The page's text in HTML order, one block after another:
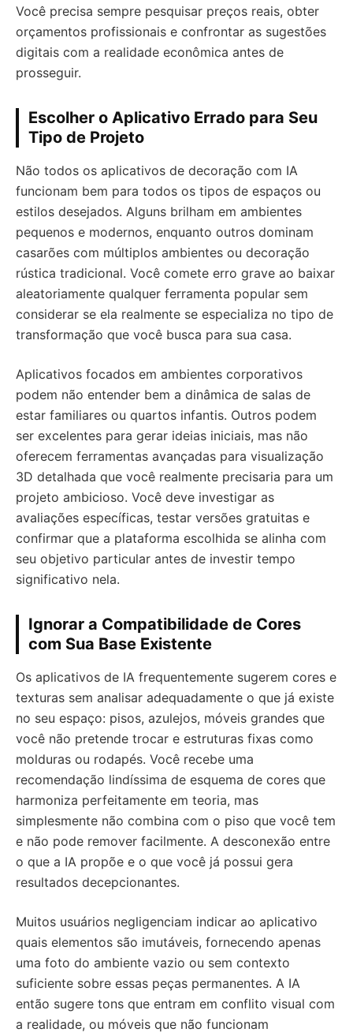
Você precisa sempre pesquisar preços reais, obter
orçamentos profissionais e confrontar as sugestões
digitais com a realidade econômica antes de
prosseguir.
Escolher o Aplicativo Errado para Seu
Tipo de Projeto
Não todos os aplicativos de decoração com IA
funcionam bem para todos os tipos de espaços ou
estilos desejados. Alguns brilham em ambientes
pequenos e modernos, enquanto outros dominam
casarões com múltiplos ambientes ou decoração
rústica tradicional. Você comete erro grave ao baixar
aleatoriamente qualquer ferramenta popular sem
considerar se ela realmente se especializa no tipo de
transformação que você busca para sua casa.
Aplicativos focados em ambientes corporativos
podem não entender bem a dinâmica de salas de
estar familiares ou quartos infantis. Outros podem
ser excelentes para gerar ideias iniciais, mas não
oferecem ferramentas avançadas para visualização
3D detalhada que você realmente precisaria para um
projeto ambicioso. Você deve investigar as
avaliações específicas, testar versões gratuitas e
confirmar que a plataforma escolhida se alinha com
seu objetivo particular antes de investir tempo
significativo nela.
Ignorar a Compatibilidade de Cores
com Sua Base Existente
Os aplicativos de IA frequentemente sugerem cores e
texturas sem analisar adequadamente o que já existe
no seu espaço: pisos, azulejos, móveis grandes que
você não pretende trocar e estruturas fixas como
molduras ou rodapés. Você recebe uma
recomendação lindíssima de esquema de cores que
harmoniza perfeitamente em teoria, mas
simplesmente não combina com o piso que você tem
e não pode remover facilmente. A desconexão entre
o que a IA propõe e o que você já possui gera
resultados decepcionantes.
Muitos usuários negligenciam indicar ao aplicativo
quais elementos são imutáveis, fornecendo apenas
uma foto do ambiente vazio ou sem contexto
suficiente sobre essas peças permanentes. A IA
então sugere tons que entram em conflito visual com
a realidade, ou móveis que não funcionam